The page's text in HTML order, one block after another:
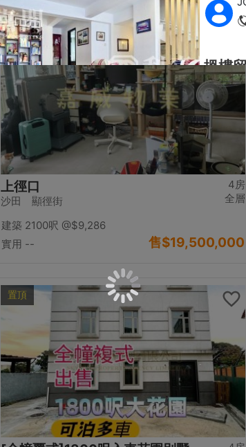
置頂
4房
全層
上徑口
沙田 顯徑街
建築 2100呎 @$9,286
實用 --
售$19,500,000
置頂